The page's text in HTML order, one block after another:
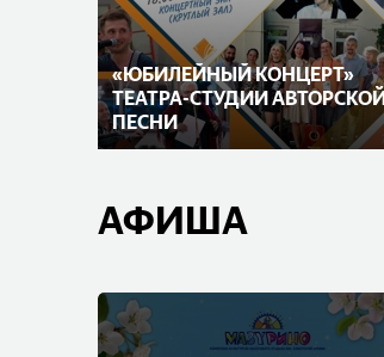
«ЮБИЛЕЙНЫЙ КОНЦЕРТ»
ТЕАТРА-СТУДИИ АВТОРСКОЙ
ПЕСНИ
АФИША